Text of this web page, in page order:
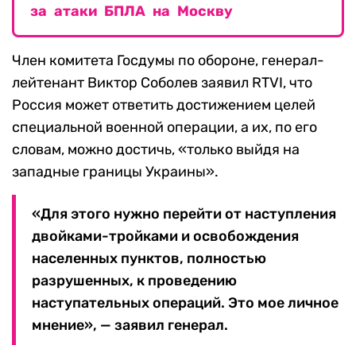
за атаки БПЛА на Москву
Член комитета Госдумы по обороне, генерал-
лейтенант Виктор Соболев заявил RTVI, что
Россия может ответить достижением целей
специальной военной операции, а их, по его
словам, можно достичь, «только выйдя на
западные границы Украины».
«Для этого нужно перейти от наступления
двойками-тройками и освобождения
населенных пунктов, полностью
разрушенных, к проведению
наступательных операций. Это мое личное
мнение», — заявил генерал.